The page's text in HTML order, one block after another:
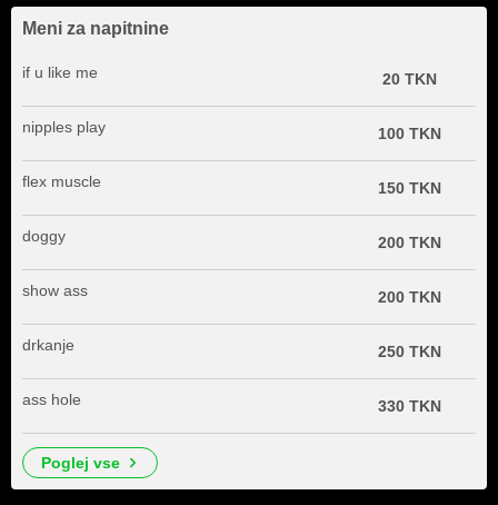
Meni za napitnine
if u like me 20 TKN
nipples play 100 TKN
flex muscle 150 TKN
doggy 200 TKN
show ass 200 TKN
drkanje 250 TKN
ass hole 330 TKN
poglej vse